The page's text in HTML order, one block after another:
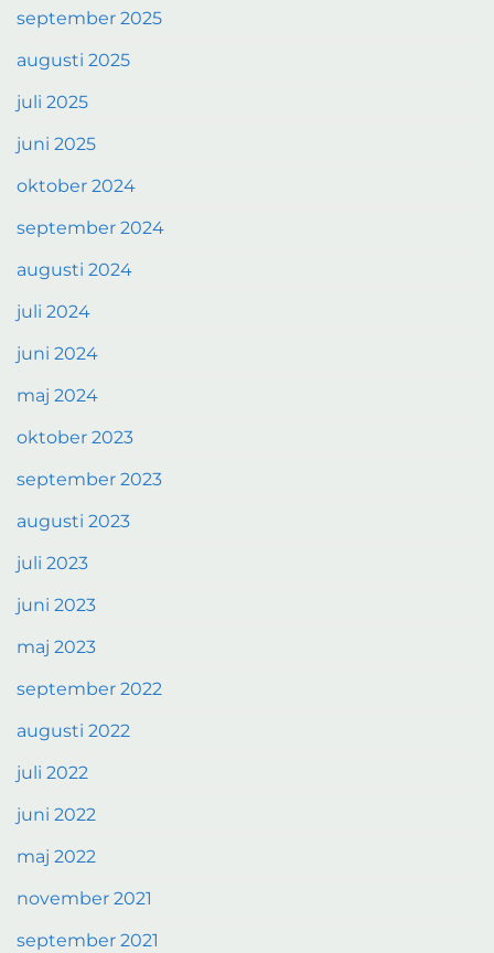
september 2025
augusti 2025
juli 2025
juni 2025
oktober 2024
september 2024
augusti 2024
juli 2024
juni 2024
maj 2024
oktober 2023
september 2023
augusti 2023
juli 2023
juni 2023
maj 2023
september 2022
augusti 2022
juli 2022
juni 2022
maj 2022
november 2021
september 2021